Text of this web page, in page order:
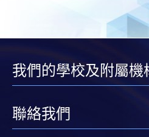
免責聲明
本學院為學院開設的其中一些課程
會保證下列各項：資訊並無侵犯版
準確、資訊適合任何目的、資訊
我們的學校及附屬機
聯絡我們